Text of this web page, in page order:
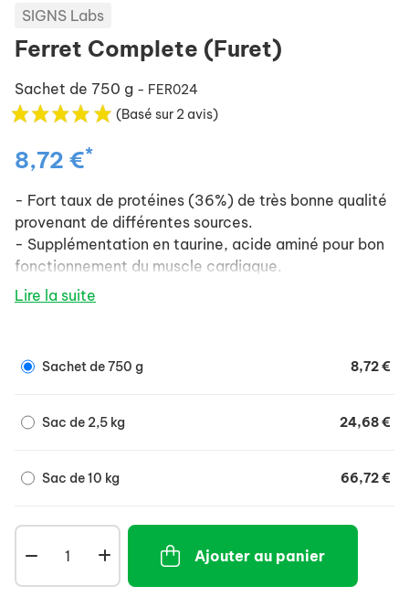
SIGNS Labs
Ferret Complete (Furet)
Sachet de 750 g - FER024
(Basé sur 2 avis)
8,72 €*
- Fort taux de protéines (36%) de très bonne qualité
provenant de différentes sources.
- Supplémentation en taurine, acide aminé pour bon
fonctionnement du muscle cardiaque.
- Concept Dental Care pour ralentir l'accumulation
- Riche en vitamines essentielles pour un bon état de
Lire la suite
Sachet de 750 g 8,72 €
Sac de 2,5 kg 24,68 €
Sac de 10 kg 66,72 €
Ajouter au panier